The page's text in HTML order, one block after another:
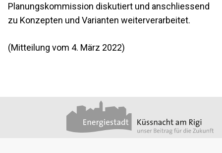
Planungskommission diskutiert und anschliessend
zu Konzepten und Varianten weiterverarbeitet.
(Mitteilung vom 4. März 2022)